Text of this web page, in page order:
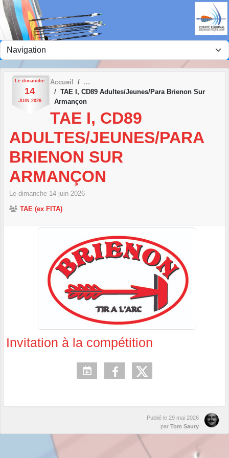
Le dimanche
14
JUIN 2026
Accueil
TAE I, CD89 Adultes/Jeunes/Para Brienon Sur
Armançon
TAE I, CD89
ADULTES/JEUNES/PARA
BRIENON SUR
ARMANÇON
Le dimanche 14 juin 2026
TAE (ex FITA)
Invitation à la compétition
Publié le 29 mai 2026
par Tom Sauty
Panneau de gestion des cookies